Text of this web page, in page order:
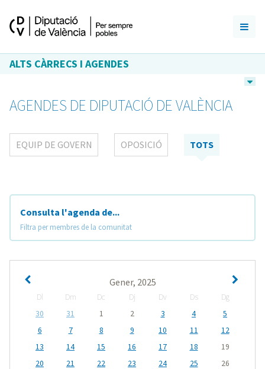
ALTS CÀRRECS I AGENDES
AGENDES DE DIPUTACIÓ DE VALÈNCIA
EQUIP DE GOVERN OPOSICIÓ TOTS
Consulta l'agenda de...
Filtra per membres de la comunitat
Gener, 2025
Dl Dm Dc Dj Dv Ds
Dg
30
31 1 2 3 4
5
6
7 8 9 10 11
12
13
14 15 16 17 18
19
20
21 22 23 24 25
26